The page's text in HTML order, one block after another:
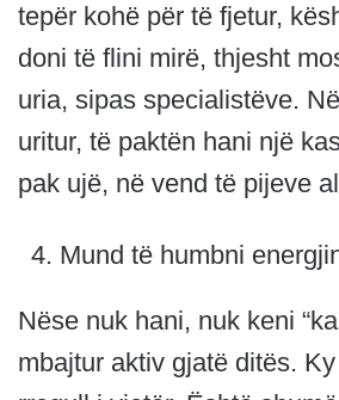
tepër kohë për të fjetur,
doni të flini mirë, thjesht
uria, sipas specialistëve.
uritur, të paktën hani një
pak ujë, në vend të pijeve
Mund të humbni
Nëse nuk hani, nuk keni
mbajtur aktiv gjatë ditës.